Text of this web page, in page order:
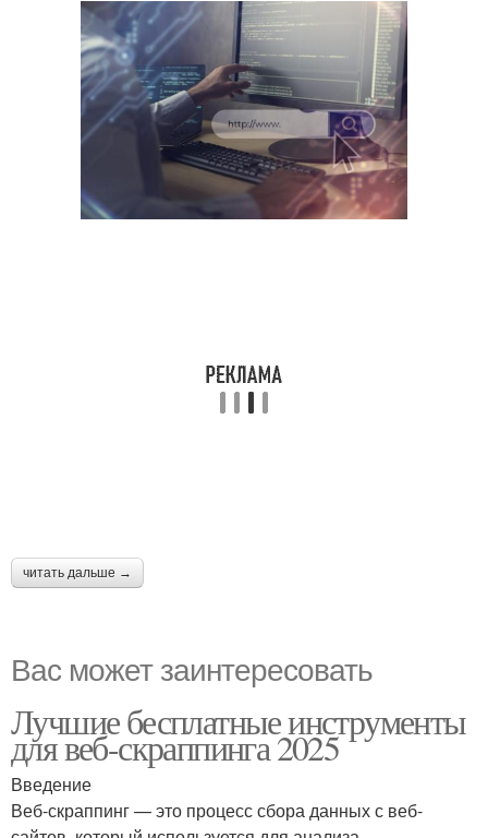
читать дальше →
Вас может заинтересовать
Лучшие бесплатные инструменты
для веб-скраппинга 2025
Введение
Веб-скраппинг — это процесс сбора данных с веб-